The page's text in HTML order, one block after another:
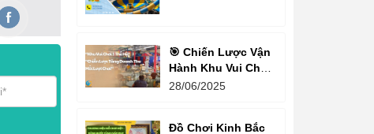
🎯 Chiến Lược Vận
Hành Khu Vui Chơi
3 Thế Hệ – Tối Đa
28/06/2025
Đồ Chơi Kinh Bắc